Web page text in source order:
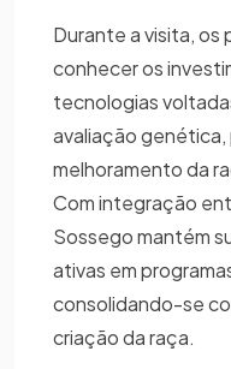
Durante a visita,
conhecer os
tecnologias
avaliação
melhoramento da
Com integração
Sossego mantém
ativas em
consolidando-se
criação da raça.